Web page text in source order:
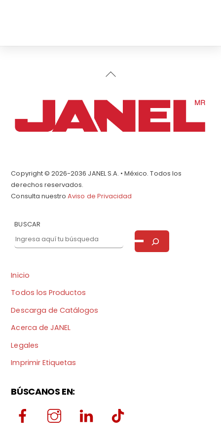
Back
Copyright © 2026-2036 JANEL S.A. • México. Todos los
derechos reservados.
Consulta nuestroAviso de Privacidad
BUSCAR
Inicio
Todos los Productos
Descarga de Catálogos
Acerca de JANEL
Legales
Imprimir Etiquetas
BÚSCANOS EN: